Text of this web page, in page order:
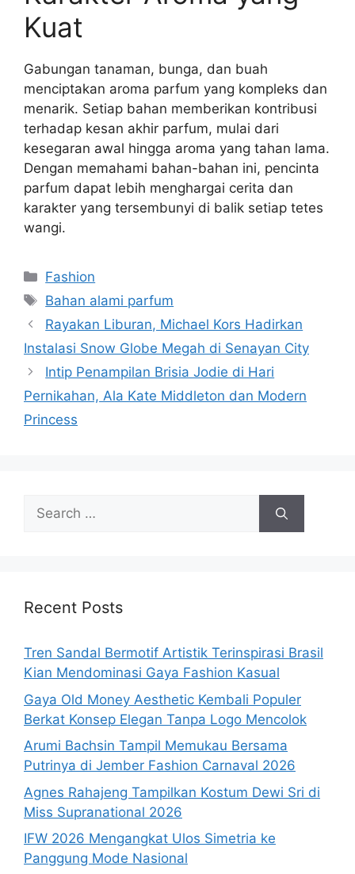
Kuat
Gabungan tanaman, bunga, dan buah
menciptakan aroma parfum yang kompleks dan
menarik. Setiap bahan memberikan kontribusi
terhadap kesan akhir parfum, mulai dari
kesegaran awal hingga aroma yang tahan lama.
Dengan memahami bahan-bahan ini, pencinta
parfum dapat lebih menghargai cerita dan
karakter yang tersembunyi di balik setiap tetes
wangi.
Categories
Fashion
Tags
Bahan alami parfum
Rayakan Liburan, Michael Kors Hadirkan
Instalasi Snow Globe Megah di Senayan City
Intip Penampilan Brisia Jodie di Hari
Pernikahan, Ala Kate Middleton dan Modern
Princess
Search
for:
Recent Posts
Tren Sandal Bermotif Artistik Terinspirasi Brasil
Kian Mendominasi Gaya Fashion Kasual
Gaya Old Money Aesthetic Kembali Populer
Berkat Konsep Elegan Tanpa Logo Mencolok
Arumi Bachsin Tampil Memukau Bersama
Putrinya di Jember Fashion Carnaval 2026
Agnes Rahajeng Tampilkan Kostum Dewi Sri di
Miss Supranational 2026
IFW 2026 Mengangkat Ulos Simetria ke
Panggung Mode Nasional